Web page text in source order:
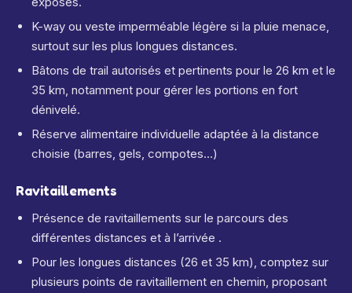
K-way ou veste imperméable légère si la pluie menace,
surtout sur les plus longues distances.
Bâtons de trail autorisés et pertinents pour le 26 km et le
35 km, notamment pour gérer les portions en fort
dénivelé.
Réserve alimentaire individuelle adaptée à la distance
choisie (barres, gels, compotes…)
Ravitaillements
Présence de ravitaillements sur le parcours des
différentes distances et à l’arrivée .
Pour les longues distances (26 et 35 km), comptez sur
plusieurs points de ravitaillement en chemin, proposant